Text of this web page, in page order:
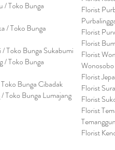
/ Toko Bunga
/ Toko Bunga
Toko Bunga Sukabumi
/ Toko Bunga
Bunga Cibadak
Toko Bunga Lumajang
Florist
Florist
Florist
Florist
Wonosobo
Florist
Florist
Florist
Florist
Florist